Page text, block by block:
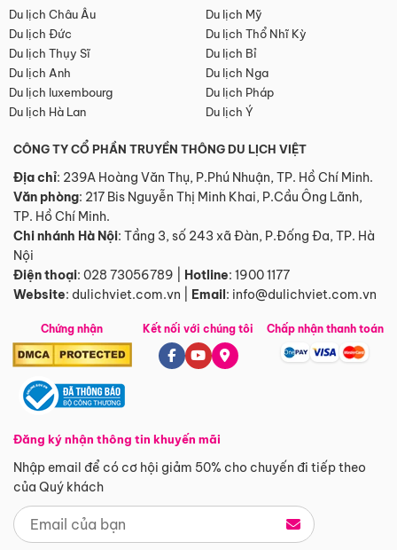
Du lịch Châu Âu
Du lịch Mỹ
Du lịch Đức
Du lịch Thổ Nhĩ Kỳ
Du lịch Thụy Sĩ
Du lịch Bỉ
Du lịch Anh
Du lịch Nga
Du lịch luxembourg
Du lịch Pháp
Du lịch Hà Lan
Du lịch Ý
CÔNG TY CỔ PHẦN TRUYỀN THÔNG DU LỊCH VIỆT
Địa chỉ: 239A Hoàng Văn Thụ, P.Phú Nhuận, TP. Hồ Chí Minh.
Văn phòng: 217 Bis Nguyễn Thị Minh Khai, P.Cầu Ông Lãnh,
TP. Hồ Chí Minh.
Chi nhánh Hà Nội: Tầng 3, số 243 xã Đàn, P.Đống Đa, TP. Hà
Nội
Điện thoại: 028 73056789 Hotline: 1900 1177
Website: dulichviet.com.vn Email: info@dulichviet.com.vn
Chứng nhận
Đăng ký nhận thông tin khuyến mãi
Nhập email để có cơ hội giảm 50% cho chuyến đi tiếp theo
của Quý khách
Kết nối với chúng tôi Chấp nhận thanh toán